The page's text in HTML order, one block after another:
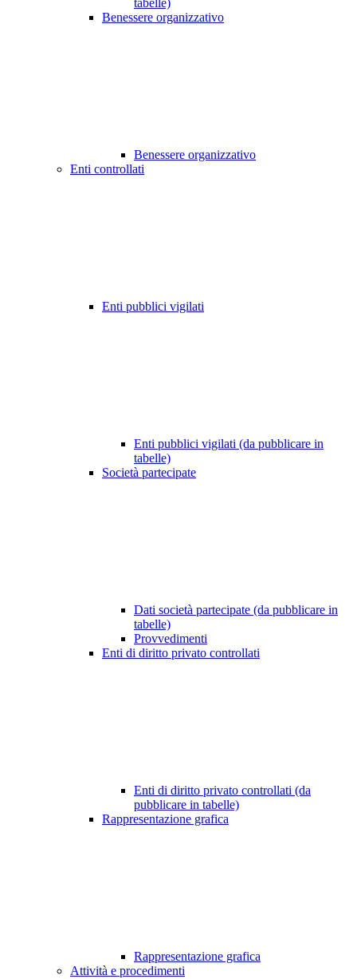
tabelle)
Benessere organizzativo
Benessere organizzativo
Enti controllati
Enti pubblici vigilati
Enti pubblici vigilati (da pubblicare in
tabelle)
Società partecipate
Dati società partecipate (da pubblicare in
tabelle)
Provvedimenti
Enti di diritto privato controllati
Enti di diritto privato controllati (da
pubblicare in tabelle)
Rappresentazione grafica
Rappresentazione grafica
Attività e procedimenti